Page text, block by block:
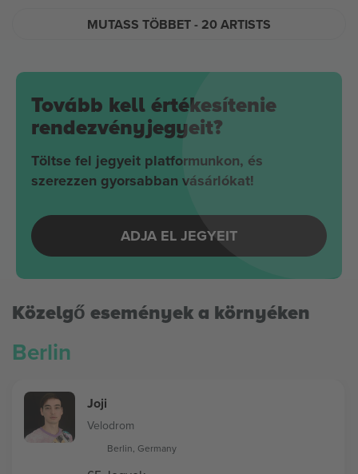
MUTASS TÖBBET- 20 ARTISTS
Tovább kell értékesítenie
rendezvényjegyeit?
Töltse fel jegyeit platformunkon, és
szerezzen gyorsabban vásárlókat!
ADJA EL JEGYEIT
Közelgő események a környéken
Berlin
Joji
Velodrom
Berlin, Germany